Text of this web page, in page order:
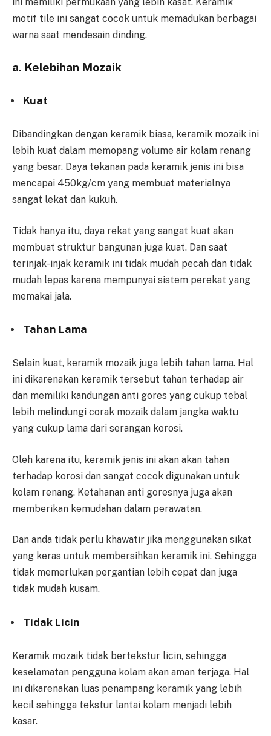
motif tile ini sangat cocok untuk memadukan berbagai
warna saat mendesain dinding.
a. Kelebihan Mozaik
Kuat
Dibandingkan dengan keramik biasa, keramik mozaik ini
lebih kuat dalam memopang volume air kolam renang
yang besar. Daya tekanan pada keramik jenis ini bisa
mencapai 450kg/cm yang membuat materialnya
sangat lekat dan kukuh.
Tidak hanya itu, daya rekat yang sangat kuat akan
membuat struktur bangunan juga kuat. Dan saat
terinjak-injak keramik ini tidak mudah pecah dan tidak
mudah lepas karena mempunyai sistem perekat yang
memakai jala.
Tahan Lama
Selain kuat, keramik mozaik juga lebih tahan lama. Hal
ini dikarenakan keramik tersebut tahan terhadap air
dan memiliki kandungan anti gores yang cukup tebal
lebih melindungi corak mozaik dalam jangka waktu
yang cukup lama dari serangan korosi.
Oleh karena itu, keramik jenis ini akan akan tahan
terhadap korosi dan sangat cocok digunakan untuk
kolam renang. Ketahanan anti goresnya juga akan
memberikan kemudahan dalam perawatan.
Dan anda tidak perlu khawatir jika menggunakan sikat
yang keras untuk membersihkan keramik ini. Sehingga
tidak memerlukan pergantian lebih cepat dan juga
tidak mudah kusam.
Tidak Licin
Keramik mozaik tidak bertekstur licin, sehingga
keselamatan pengguna kolam akan aman terjaga. Hal
ini dikarenakan luas penampang keramik yang lebih
kecil sehingga tekstur lantai kolam menjadi lebih
kasar.